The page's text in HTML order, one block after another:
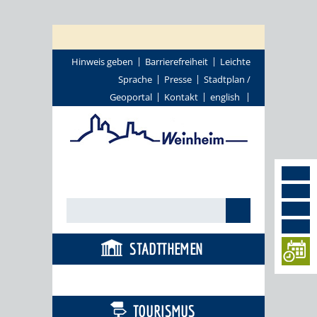
Hinweis geben Barrierefreiheit
Leichte
Sprache
Presse
Stadtplan /
Geoportal
Kontakt english
STADTTHEMEN
TOURISMUS